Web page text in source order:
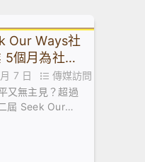
Our Ways社
5個月為社區
好橋」
月 7 日
傳媒訪問
又無主見？超過
屆 Seek Our